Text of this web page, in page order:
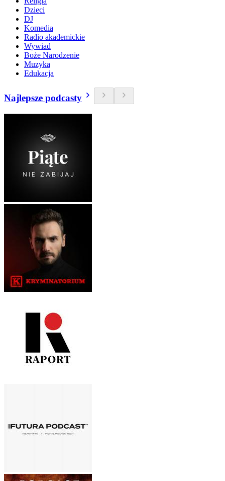
Dzieci
DJ
Komedia
Radio akademickie
Wywiad
Boże Narodzenie
Muzyka
Edukacja
Najlepsze podcasty